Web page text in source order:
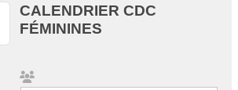
CALENDRIER CDC
FÉMININES